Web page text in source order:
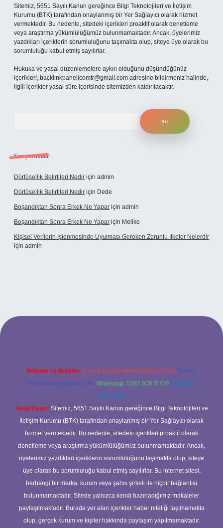
Sitemiz, 5651 Sayılı Kanun gereğince Bilgi Teknolojileri ve İletişim
Kurumu (BTK) tarafından onaylanmış bir Yer Sağlayıcı olarak hizmet
vermektedir. Bu nedenle, sitedeki içerikleri proaktif olarak denetleme
veya araştırma yükümlülüğümüz bulunmamaktadır. Ancak, üyelerimiz
yazdıkları içeriklerin sorumluluğunu taşımakta olup, siteye üye olarak bu
sorumluluğu kabul etmiş sayılırlar.
Hukuka ve yasal düzenlemelere aykırı olduğunu düşündüğünüz
içerikleri, backlinkpanelicomtr@gmail.com adresine bildirmeniz halinde,
ilgili içerikler yasal süre içerisinde sitemizden kaldırılacaktır.
Son yorumlar
Dürtüsellik Belirtileri Nedir için admin
Dürtüsellik Belirtileri Nedir için Dede
Boşandıktan Sonra Erkek Ne Yapar için admin
Boşandıktan Sonra Erkek Ne Yapar için Melike
Kişisel Verilerin Işlenmesinde Uyulması Gereken Zorunlu Ilkeler Nelerdir
için admin
Reklam ve İletişim: E-mail: backlinkpaneli@gmail.com Teams:
forumhizmeti@gmail.com Whatsapp: 0262 606 0 726 Telegram:
@karabul
Yasal Uyarı: Sitemiz, 5651 Sayılı Kanun gereğince Bilgi Teknolojileri ve
İletişim Kurumu (BTK) tarafından onaylanmış bir Yer Sağlayıcı olarak
hizmet vermektedir. Bu nedenle, sitedeki içerikleri proaktif olarak
denetleme veya araştırma yükümlülüğümüz bulunmamaktadır. Ancak,
üyelerimiz yazdıkları içeriklerin sorumluluğunu taşımakta olup, siteye
üye olarak bu sorumluluğu kabul etmiş sayılırlar. Bu internet sitesi,
herhangi bir marka, kurum veya şahıs şirketi ile hiçbir bağlantısı
bulunmamaktadır. Sitede yalnızca kendi hazırladığımız makaleler
paylaşılmaktadır. Burada yer alan içerikler haber niteliği taşımamakta
olup, gerçek kurum ve kişiler hakkında paylaşım yapılmamaktadır.